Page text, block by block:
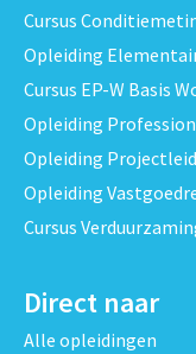
Cursus
Opleiding
Cursus EP-W Basis
Opleiding
Opleiding
Opleiding
Cursus
Direct naar
Alle opleidingen